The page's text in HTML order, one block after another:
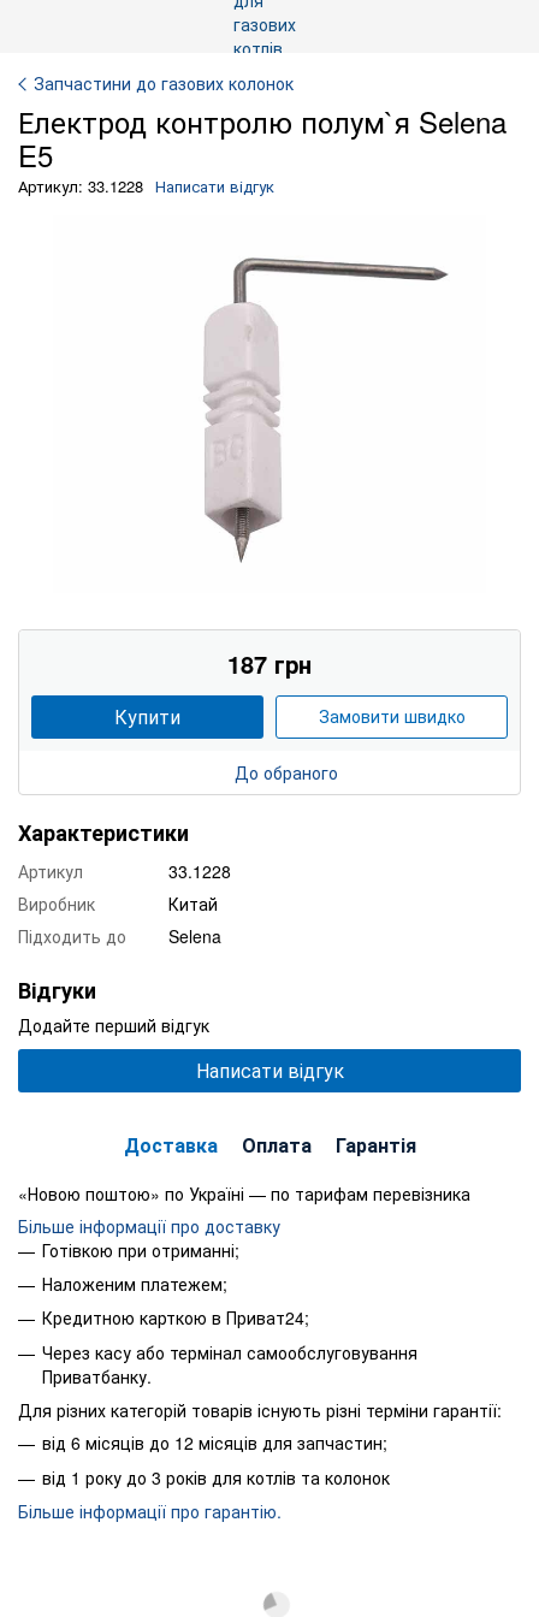
Запчастини до газових колонок
Електрод контролю полум`я Selena
E5
Артикул: 33.1228 Написати відгук
187 грн
Купити Замовити швидко
До обраного
Характеристики
Артикул
33.1228
Виробник
Китай
Підходить до
Selena
Відгуки
Додайте перший відгук
Написати відгук
Доставка Оплата Гарантія
«Новою поштою» по Україні — по тарифам перевізника
Більше інформації про доставку
Готівкою при отриманні;
Наложеним платежем;
Кредитною карткою в Приват24;
Через касу або термінал самообслуговування
Приватбанку.
Для різних категорій товарів існують різні терміни гарантії:
від 6 місяців до 12 місяців для запчастин;
від 1 року до 3 років для котлів та колонок
Більше інформації про гарантію.